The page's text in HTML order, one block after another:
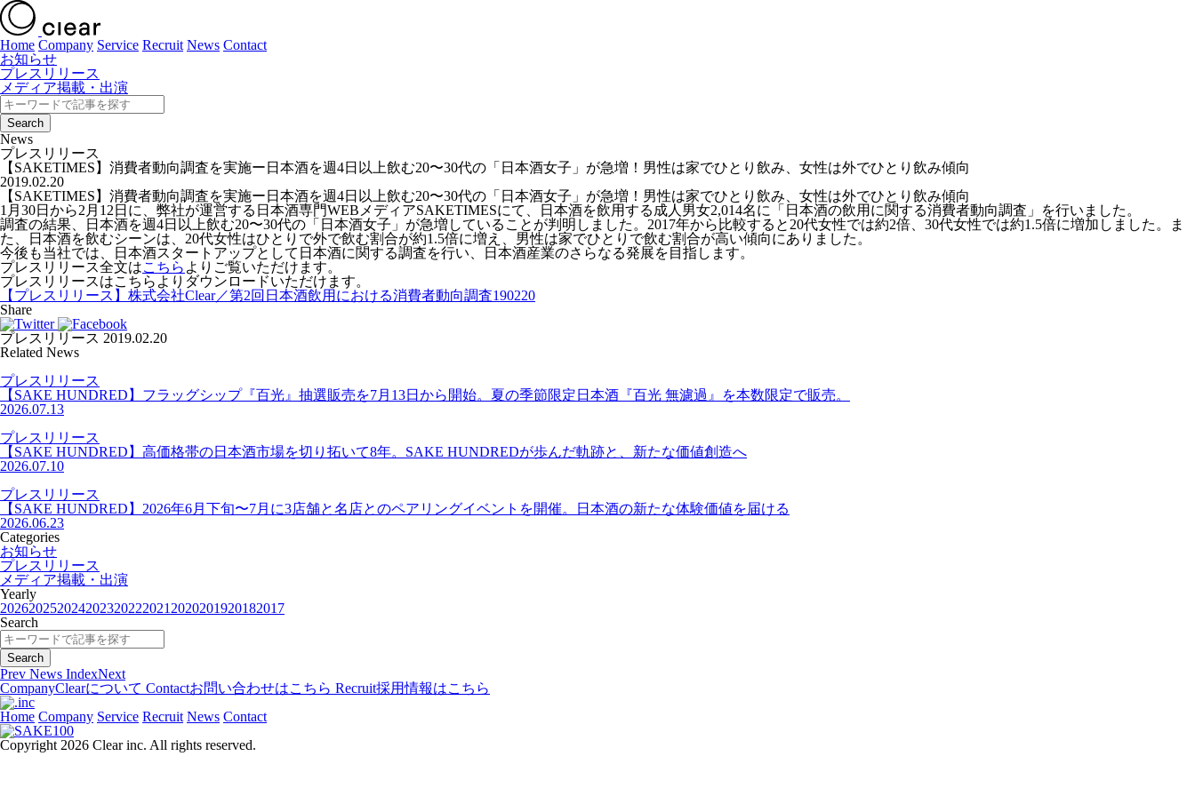
Home Company Service Recruit News Contact
お知らせ
プレスリリース
メディア掲載・出演
News
プレスリリース
【SAKETIMES】消費者動向調査を実施ー日本酒を週4日以上飲む20〜30代の「日本酒女子」が急増！男性は家でひとり飲み、女性は外でひとり飲み傾向
2019.02.20
【SAKETIMES】消費者動向調査を実施ー日本酒を週4日以上飲む20〜30代の「日本酒女子」が急増！男性は家でひとり飲み、女性は外でひとり飲み傾向
1月30日から2月12日に、弊社が運営する日本酒専門WEBメディアSAKETIMESにて、日本酒を飲用する成人男女2,014名に「日本酒の飲用に関する消費者動向調査」を行いました。
調査の結果、日本酒を週4日以上飲む20〜30代の「日本酒女子」が急増していることが判明しました。2017年から比較すると20代女性では約2倍、30代女性では約1.5倍に増加しました。ま
た、日本酒を飲むシーンは、20代女性はひとりで外で飲む割合が約1.5倍に増え、男性は家でひとりで飲む割合が高い傾向にありました。
今後も当社では、日本酒スタートアップとして日本酒に関する調査を行い、日本酒産業のさらなる発展を目指します。
プレスリリース全文はこちら よりご覧いただけます。
プレスリリースはこちらよりダウンロードいただけます。
【プレスリリース】株式会社Clear／第2回日本酒飲用における消費者動向調査190220
Share
プレスリリース 2019.02.20
Related News
プレスリリース
【SAKE HUNDRED】フラッグシップ『百光』抽選販売を7月13日から開始。夏の季節限定日本酒『百光 無濾過』を本数限定で販売。
2026.07.13
プレスリリース
【SAKE HUNDRED】高価格帯の日本酒市場を切り拓いて8年。SAKE HUNDREDが歩んだ軌跡と、新たな価値創造へ
2026.07.10
プレスリリース
【SAKE HUNDRED】2026年6月下旬〜7月に3店舗と名店とのペアリングイベントを開催。日本酒の新たな体験価値を届ける
2026.06.23
Categories
お知らせ
プレスリリース
メディア掲載・出演
Yearly
202620252024202320222021 2020201920182017
Search
Prev News IndexNext
CompanyClearについて Contactお問い合わせはこちら Recruit採用情報はこちら
Home Company Service Recruit News Contact
Copyright 2026 Clear inc. All rights reserved.